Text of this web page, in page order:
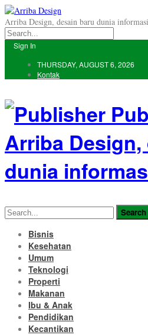
Arriba Design, desain baru dunia informasi
Sign In
THURSDAY, AUGUST 6, 2026
Kontak
Arriba
dunia
Bisnis
Kesehatan
Umum
Teknologi
Properti
Makanan
Ibu & Anak
Pendidikan
Kecantikan